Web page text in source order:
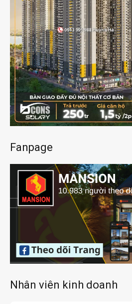
Fanpage
Nhân viên kinh doanh